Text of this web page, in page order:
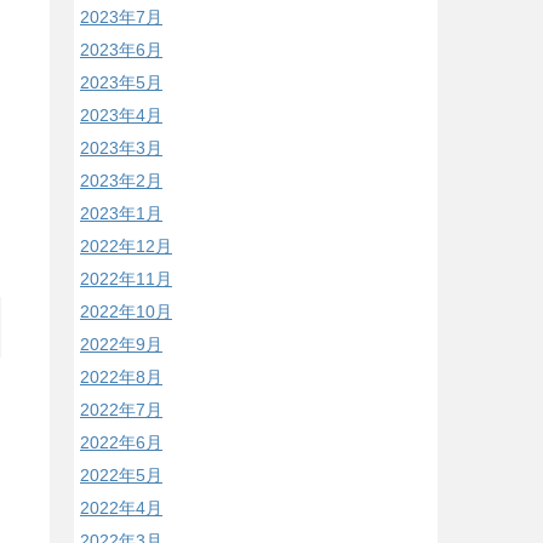
2023年7月
2023年6月
2023年5月
2023年4月
2023年3月
2023年2月
2023年1月
2022年12月
2022年11月
2022年10月
2022年9月
2022年8月
2022年7月
2022年6月
2022年5月
2022年4月